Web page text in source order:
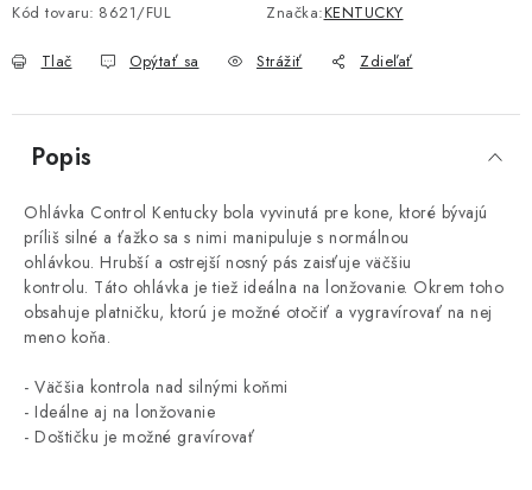
Kód tovaru: 8621/FUL Značka:KENTUCKY
Tlač Opýtať sa Strážiť Zdieľať
Popis
Ohlávka Control Kentucky bola vyvinutá pre kone, ktoré bývajú
príliš silné a ťažko sa s nimi manipuluje s normálnou
ohlávkou. Hrubší a ostrejší nosný pás zaisťuje väčšiu
kontrolu. Táto ohlávka je tiež ideálna na lonžovanie. Okrem toho
obsahuje platničku, ktorú je možné otočiť a vygravírovať na nej
meno koňa.
- Väčšia kontrola nad silnými koňmi
- Ideálne aj na lonžovanie
- Doštičku je možné gravírovať